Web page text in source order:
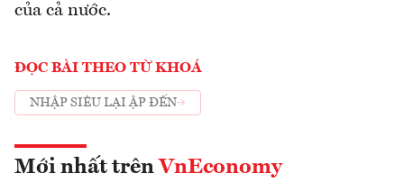
của cả nước.
ĐỌC BÀI THEO TỪ KHOÁ
NHẬP SIÊU LẠI ẬP ĐẾN
Mới nhất trên VnEconomy